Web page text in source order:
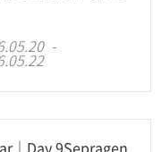
-
｜Day 9Sepragen